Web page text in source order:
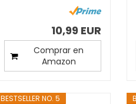
Manzana con...
10,99 EUR
Comprar en
Amazon
BESTSELLER NO. 5